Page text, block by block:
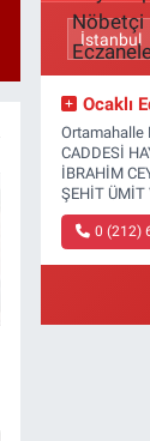
Ocaklı
Ortamahalle
CADDESİ
İBRAHİM
ŞEHİT ÜMİT
0 (212)